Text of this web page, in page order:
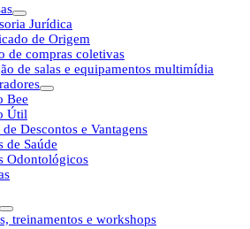
Jurídica
de Origem
de compras coletivas
de salas e equipamentos multimídia
Bee
Útil
Descontos e Vantagens
de Saúde
Odontológicos
treinamentos e workshops